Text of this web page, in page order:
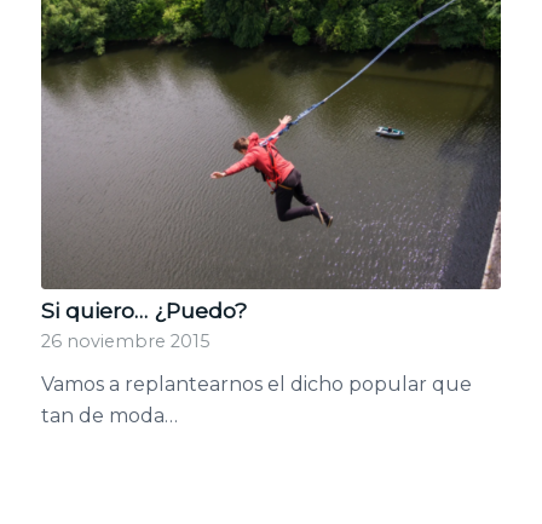
Si quiero… ¿Puedo?
26 noviembre 2015
Vamos a replantearnos el dicho popular que
tan de moda…